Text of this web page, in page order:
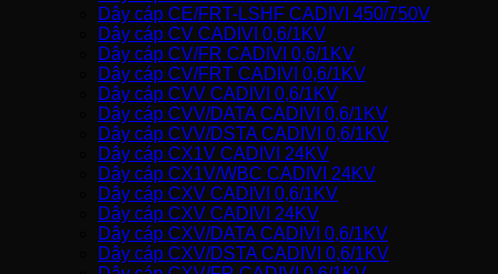
Dây cáp CE/FRT-LSHF CADIVI 450/750V
Dây cáp CV CADIVI 0,6/1KV
Dây cáp CV/FR CADIVI 0,6/1KV
Dây cáp CV/FRT CADIVI 0,6/1KV
Dây cáp CVV CADIVI 0,6/1KV
Dây cáp CVV/DATA CADIVI 0,6/1KV
Dây cáp CVV/DSTA CADIVI 0,6/1KV
Dây cáp CX1V CADIVI 24KV
Dây cáp CX1V/WBC CADIVI 24KV
Dây cáp CXV CADIVI 0,6/1KV
Dây cáp CXV CADIVI 24KV
Dây cáp CXV/DATA CADIVI 0,6/1KV
Dây cáp CXV/DSTA CADIVI 0,6/1KV